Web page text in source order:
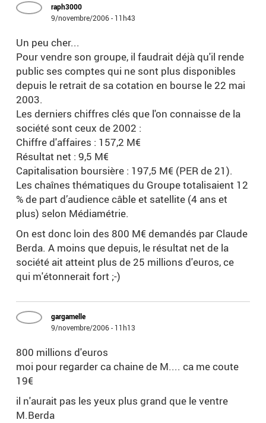
raph3000
9/novembre/2006 - 11h43
Un peu cher...
Pour vendre son groupe, il faudrait déjà qu'il rende
public ses comptes qui ne sont plus disponibles
depuis le retrait de sa cotation en bourse le 22 mai
2003.
Les derniers chiffres clés que l'on connaisse de la
société sont ceux de 2002 :
Chiffre d'affaires : 157,2 M€
Résultat net : 9,5 M€
Capitalisation boursière : 197,5 M€ (PER de 21).
Les chaînes thématiques du Groupe totalisaient 12
% de part d’audience câble et satellite (4 ans et
plus) selon Médiamétrie.
On est donc loin des 800 M€ demandés par Claude
Berda. A moins que depuis, le résultat net de la
société ait atteint plus de 25 millions d'euros, ce
qui m'étonnerait fort ;-)
gargamelle
9/novembre/2006 - 11h13
800 millions d'euros
moi pour regarder ca chaine de M.... ca me coute
19€
il n'aurait pas les yeux plus grand que le ventre
M.Berda